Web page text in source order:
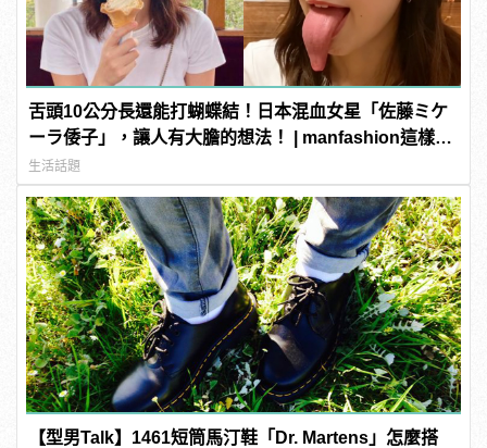
舌頭10公分長還能打蝴蝶結！日本混血女星「佐藤ミケ
ーラ倭子」，讓人有大膽的想法！ | manfashion這樣變
型男
生活話題
【型男Talk】1461短筒馬汀鞋「Dr. Martens」怎麼搭